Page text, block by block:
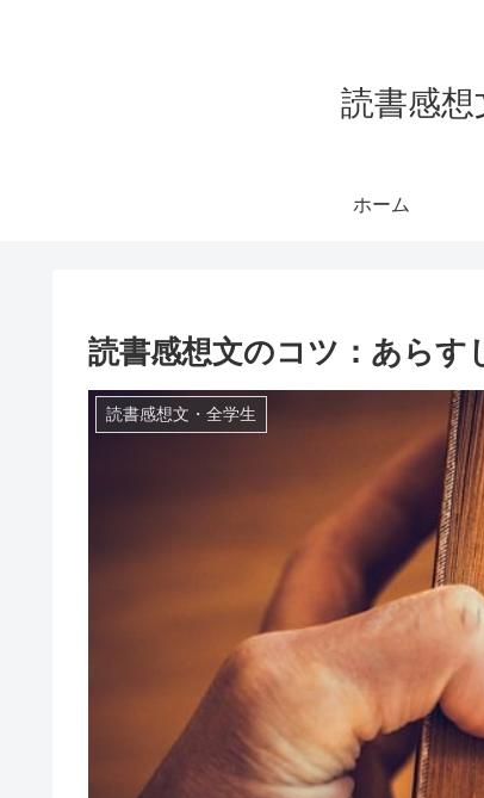
読書感
ホーム
読書感想文のコツ：あらす
読書感想文・全学生